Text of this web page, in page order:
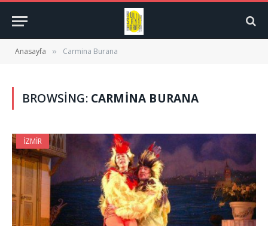
Anasayfa » Carmina Burana
BROWSING: CARMINA BURANA
İZMIR